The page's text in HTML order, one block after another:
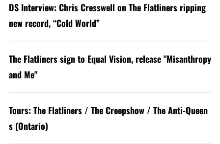
DS Interview: Chris Cresswell on The Flatliners ripping
new record, “Cold World”
The Flatliners sign to Equal Vision, release "Misanthropy
and Me"
Tours: The Flatliners / The Creepshow / The Anti-Queen
s (Ontario)